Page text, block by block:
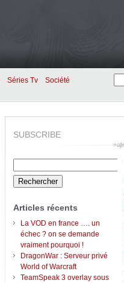
Séries Tv
Société
SUBSCRIBE
Articles récents
La VOD en france …. un
échec ? on se demande
vraiment pourquoi !
DragonWar : Serveur privé
World of Warcraft
TeamSpeak 3 overlay sous